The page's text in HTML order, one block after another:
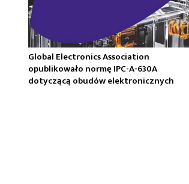
Global Electronics Association
opublikowało normę IPC-A-630A
dotyczącą obudów elektronicznych